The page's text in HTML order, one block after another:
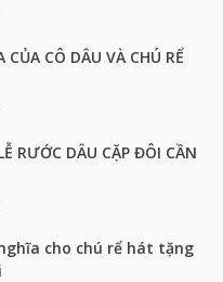
CỦA CÔ DÂU VÀ CHÚ RỂ
RƯỚC DÂU CẶP ĐÔI CẦN
cho chú rể hát tặng